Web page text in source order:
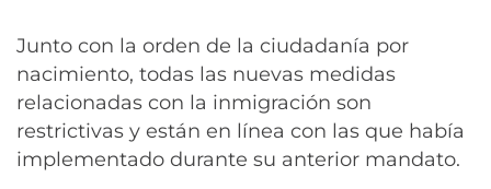
Junto con la orden de la ciudadanía por
nacimiento, todas las nuevas medidas
relacionadas con la inmigración son
restrictivas y están en línea con las que había
implementado durante su anterior mandato.